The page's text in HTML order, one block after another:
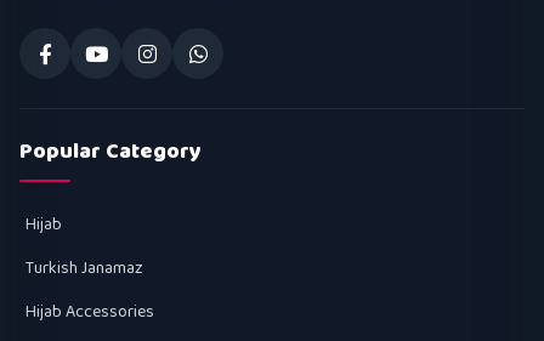
Popular Category
Hijab
Turkish Janamaz
Hijab Accessories